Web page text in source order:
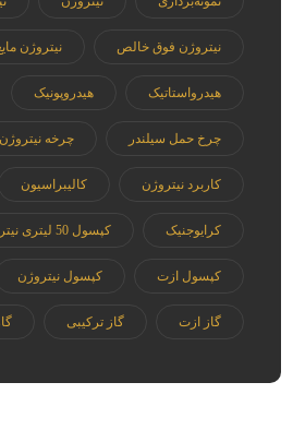
نیتروژن فوق خالص نیتروژن
هیدرواستاتیک هیدروپونیک
چرخ حمل سیلندر چرخه نیتروژن
کاربرد نیتروژن کالیبراسیون
کرایوجنیک کپسول 50 لیتری نیتروژن
کپسول ازت کپسول نیتروژن
گاز ازت گاز ترکیبی